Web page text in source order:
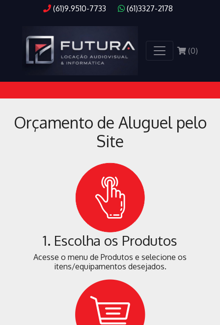
(61)9.9510-7733 (61)3327-2178
(0)
Orçamento de Aluguel pelo
Site
1. Escolha os Produtos
Acesse o menu de Produtos e selecione os
itens/equipamentos desejados.